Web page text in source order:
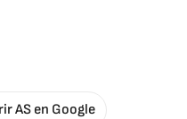
AS en Google